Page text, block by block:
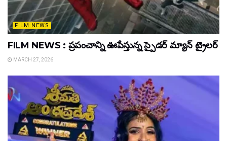
FILM NEWS
FILM NEWS : ప్రపంచాన్ని ఊపేస్తున్న స్పైడర్ మ్యాన్ ట్రైలర్
MARCH 27, 2026